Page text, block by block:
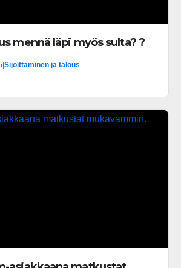
mennä läpi myös sulta? ?
Sijoittaminen ja talous